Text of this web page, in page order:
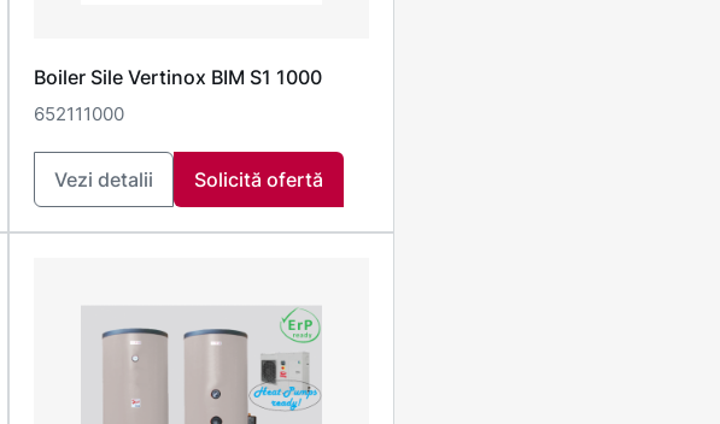
Boiler Sile Vertinox BIM S1 1000
652111000
Vezi detalii Solicită ofertă